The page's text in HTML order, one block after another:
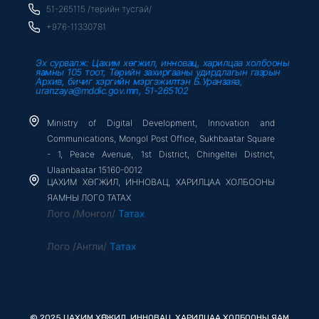
f
51-265115 /төрийн тусгай/
+976-11330781
Эх сурвалж: Цахим хөгжил, инновац, харилцаа холбооны
яамны 105 тоот, Төрийн захиргааны удирдлагын газрын
Архив, бичиг хэргийн мэргэжилтэн Б.Уранзаяа,
uranzaya@mddic.gov.mn, 51-265102
Ministry of Digital Development, Innovation and
Communications, Mongol Post Office, Sukhbaatar Square
- 1, Peace Avenue, 1st District, Chingeltei District,
Ulaanbaatar 15160-0012
ЦАХИМ ХӨГЖИЛ, ИННОВАЦ, ХАРИЛЦАА ХОЛБООНЫ
ЯАМНЫ ЛОГО ТАТАХ
Лого /Монгол/ Татах
Лого /Англи/ Татах